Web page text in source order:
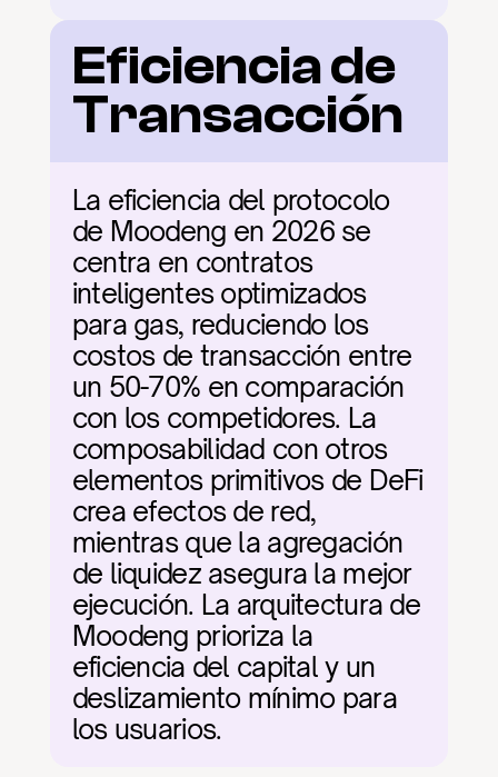
Eficiencia de
Transacción
La eficiencia del protocolo
de Moodeng en 2026 se
centra en contratos
inteligentes optimizados
para gas, reduciendo los
costos de transacción entre
un 50-70% en comparación
con los competidores. La
composabilidad con otros
elementos primitivos de DeFi
crea efectos de red,
mientras que la agregación
de liquidez asegura la mejor
ejecución. La arquitectura de
Moodeng prioriza la
eficiencia del capital y un
deslizamiento mínimo para
los usuarios.